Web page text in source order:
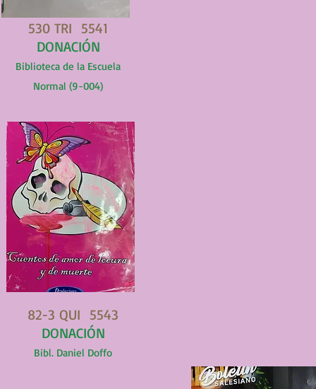
530 TRI 5541
DONACIÓN
Biblioteca de la Escuela
Normal (9-004)
82-3 QUI 5543
DONACIÓN
Bibl. Daniel Doffo